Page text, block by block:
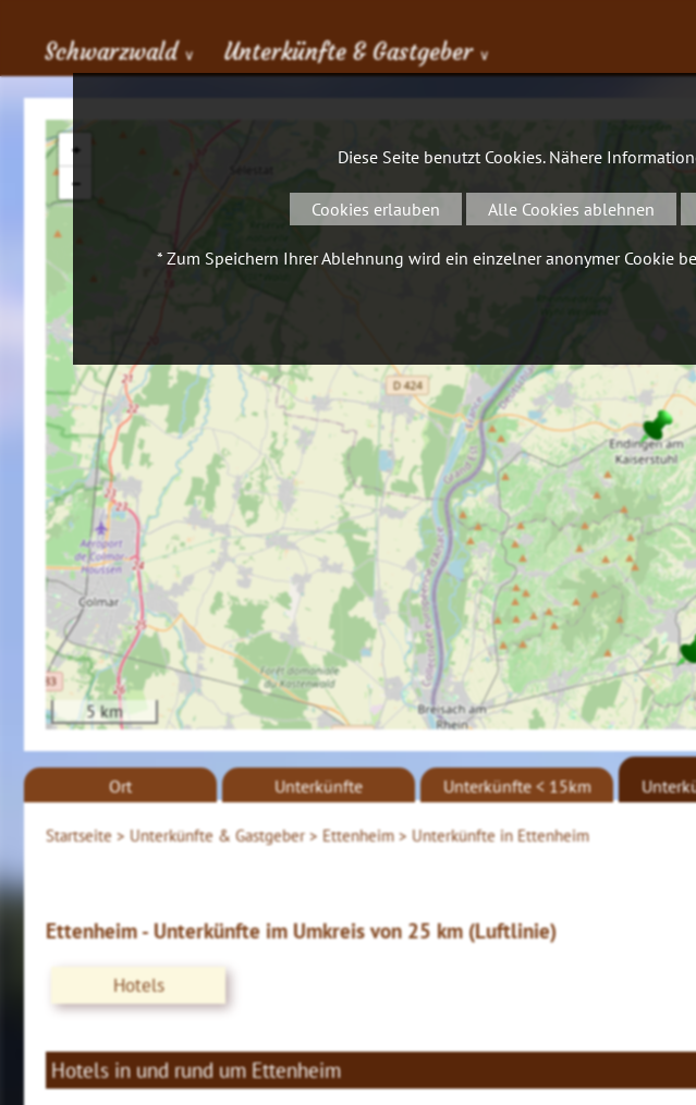
Schwarzwald ∨ Unterkünfte & Gastgeber ∨
+
−
5 km
Startseite > Unterkünfte & Gastgeber > Ettenheim > Unterkünfte in Ettenheim
Ort Unterkünfte Unterkünfte < 15km
Ettenheim - Unterkünfte im Umkreis von 25 km (Luftlinie)
Hotels
Hotels in und rund um Ettenheim
Diese Seite benutzt Cookies. Nähere
Cookies erlauben Alle Cookies ablehnen
* Zum Speichern Ihrer Ablehnung wird ein einzelner anonymer Cookie